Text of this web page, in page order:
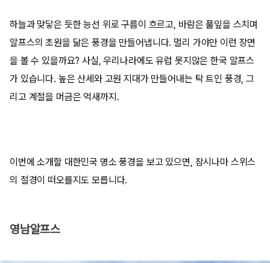
하늘과 맞닿은 듯한 능선 위로 구름이 흐르고, 바람은 풀잎을 스치며
알프스의 초원을 닮은 풍경을 만들어냅니다. 멀리 가야만 이런 장면
을 볼 수 있을까요? 사실, 우리나라에도 유럽 못지않은 한국 알프스
가 있습니다. 높은 산세와 고원 지대가 만들어내는 탁 트인 풍경, 그
리고 계절을 머금은 억새까지.
이번에 소개할 대한민국 명소 풍경을 보고 있으면, 잠시나마 스위스
의 절경이 떠오를지도 모릅니다.
영남알프스